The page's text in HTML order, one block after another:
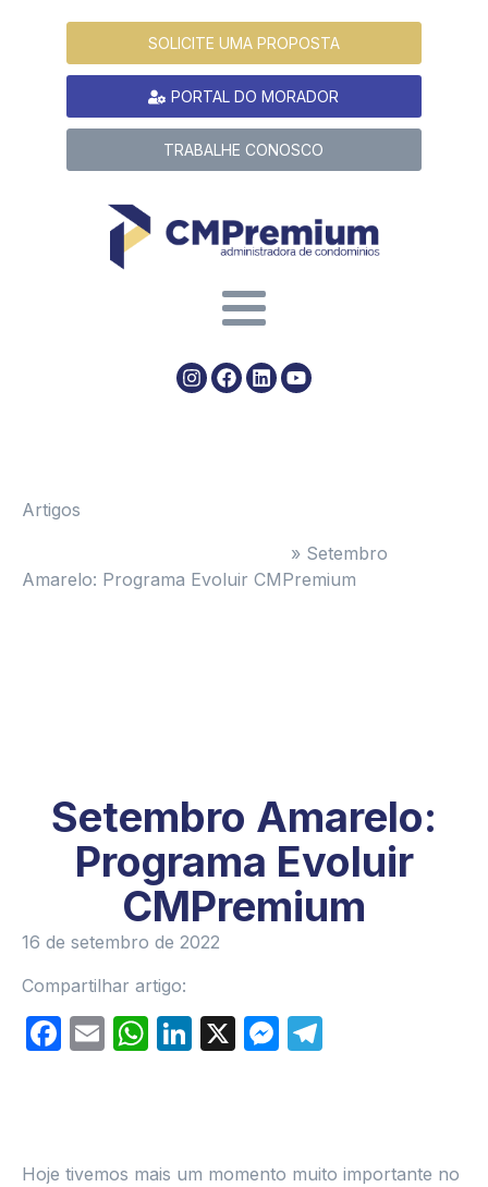
SOLICITE UMA PROPOSTA
PORTAL DO MORADOR
TRABALHE CONOSCO
Artigos
» Setembro
Amarelo: Programa Evoluir CMPremium
Setembro Amarelo:
Programa Evoluir
CMPremium
16 de setembro de 2022
Compartilhar artigo:
Facebook
EmailWhatsApp
LinkedIn
X Messenger
Hoje tivemos mais um momento muito importante no